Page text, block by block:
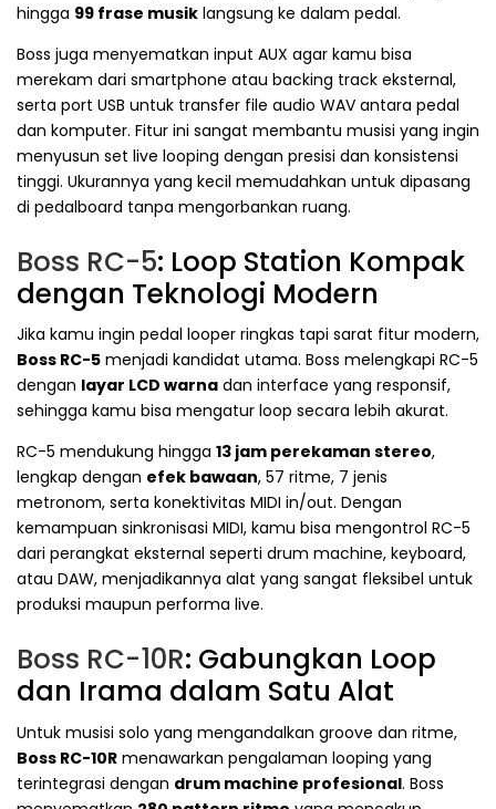
hingga 99 frase musik langsung ke dalam pedal.
Boss juga menyematkan input AUX agar kamu bisa
merekam dari smartphone atau backing track eksternal,
serta port USB untuk transfer file audio WAV antara pedal
dan komputer. Fitur ini sangat membantu musisi yang ingin
menyusun set live looping dengan presisi dan konsistensi
tinggi. Ukurannya yang kecil memudahkan untuk dipasang
di pedalboard tanpa mengorbankan ruang.
Boss RC-5: Loop Station Kompak
dengan Teknologi Modern
Jika kamu ingin pedal looper ringkas tapi sarat fitur modern,
Boss RC-5 menjadi kandidat utama. Boss melengkapi RC-5
dengan layar LCD warna dan interface yang responsif,
sehingga kamu bisa mengatur loop secara lebih akurat.
RC-5 mendukung hingga 13 jam perekaman stereo,
lengkap dengan efek bawaan, 57 ritme, 7 jenis
metronom, serta konektivitas MIDI in/out. Dengan
kemampuan sinkronisasi MIDI, kamu bisa mengontrol RC-5
dari perangkat eksternal seperti drum machine, keyboard,
atau DAW, menjadikannya alat yang sangat fleksibel untuk
produksi maupun performa live.
Boss RC-10R: Gabungkan Loop
dan Irama dalam Satu Alat
Untuk musisi solo yang mengandalkan groove dan ritme,
Boss RC-10R menawarkan pengalaman looping yang
terintegrasi dengan drum machine profesional. Boss